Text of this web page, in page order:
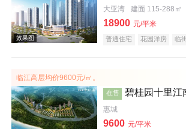
大亚湾 建面 115-288㎡
18900 元/平米
普通住宅 花园洋房 临
临江高层均价9600元/㎡。
在售 碧桂园十里江
惠城
9600 元/平米